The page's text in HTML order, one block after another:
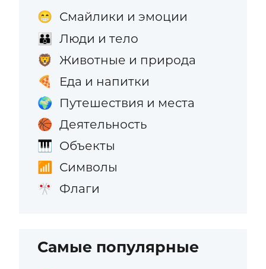
😁 Смайлики и эмоции
👪 Люди и тело
🦁 Животные и природа
🍕 Еда и напитки
🌍 Путешествия и места
🏀 Деятельность
🎹 Объекты
📶 Символы
🎌 Флаги
Самые популярные